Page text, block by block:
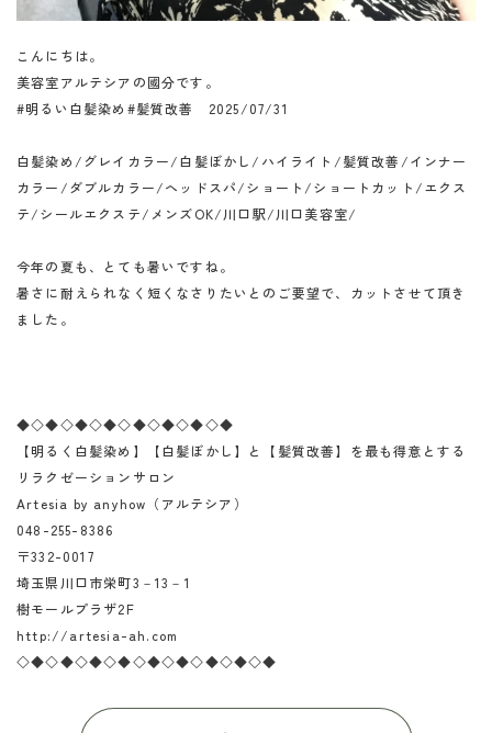
こんにちは。
美容室アルテシアの國分です。
#明るい白髪染め#髪質改善 2025/07/31
白髪染め/グレイカラー/白髪ぼかし/ハイライト/髪質改善/インナー
カラー/ダブルカラー/ヘッドスパ/ショート/ショートカット/エクス
テ/シールエクステ/メンズOK/川口駅/川口美容室/
今年の夏も、とても暑いですね。
暑さに耐えられなく短くなさりたいとのご要望で、カットさせて頂き
ました。
◆◇◆◇◆◇◆◇◆◇◆◇◆◇◆
【明るく白髪染め】【白髪ぼかし】と【髪質改善】を最も得意とする
リラクゼーションサロン
Artesia by anyhow（アルテシア）
048-255-8386
〒332-0017
埼玉県川口市栄町3－13－1
樹モールプラザ2F
http://artesia-ah.com
◇◆◇◆◇◆◇◆◇◆◇◆◇◆◇◆◇◆